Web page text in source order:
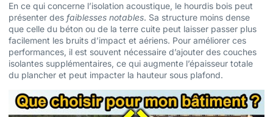
En ce qui concerne l’isolation acoustique, le hourdis bois peut
présenter des faiblesses notables. Sa structure moins dense
que celle du béton ou de la terre cuite peut laisser passer plus
facilement les bruits d’impact et aériens. Pour améliorer ces
performances, il est souvent nécessaire d’ajouter des couches
isolantes supplémentaires, ce qui augmente l’épaisseur totale
du plancher et peut impacter la hauteur sous plafond.